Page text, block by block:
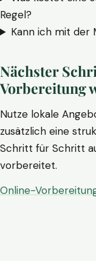
Regel?
Kann ich mit der
Nächster
Vorbereitung
Nutze lokale
zusätzlich eine
Schritt für Schritt
vorbereitet.
Online-